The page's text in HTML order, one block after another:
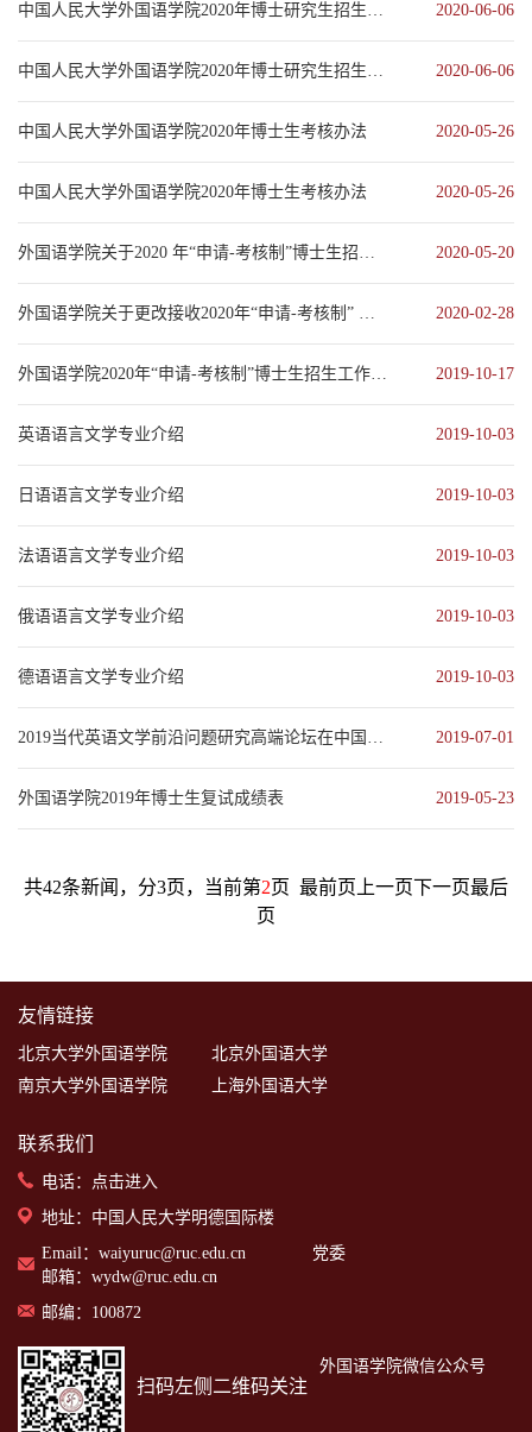
中国人民大学外国语学院2020年博士研究生招生考试复试实施办法 2020-06-06
中国人民大学外国语学院2020年博士研究生招生考试复试实施办法 2020-06-06
中国人民大学外国语学院2020年博士生考核办法 2020-05-26
中国人民大学外国语学院2020年博士生考核办法 2020-05-26
外国语学院关于2020 年“申请-考核制”博士生招生申请材料提交的通知 2020-05-20
外国语学院关于更改接收2020年“申请-考核制” 博士生考生申请材料时间的通知 2020-02-28
外国语学院2020年“申请-考核制”博士生招生工作方案 2019-10-17
英语语言文学专业介绍 2019-10-03
日语语言文学专业介绍 2019-10-03
法语语言文学专业介绍 2019-10-03
俄语语言文学专业介绍 2019-10-03
德语语言文学专业介绍 2019-10-03
2019当代英语文学前沿问题研究高端论坛在中国人民大学外国语学院召开 2019-07-01
外国语学院2019年博士生复试成绩表 2019-05-23
共42条新闻，分3页，当前第2页 最前页 上一页下一页最后
页
友情链接
北京大学外国语学院
北京外国语大学
南京大学外国语学院
上海外国语大学
联系我们
电话： 点击进入
地址：中国人民大学明德国际楼
Email：waiyuruc@ruc.edu.cn 党委
邮箱：wydw@ruc.edu.cn
邮编：100872
扫码左侧二维码关注
外国语学院微信公众号